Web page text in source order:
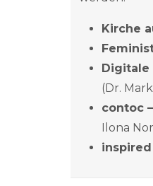
Kirche
(Dr.
contoc
Ilona